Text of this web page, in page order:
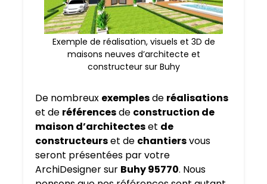
Exemple de réalisation, visuels et 3D de
maisons neuves d’architecte et
constructeur sur Buhy
De nombreux exemplesde réalisations
et de référencesde construction de
maison d’architecteset de
constructeurset de chantiersvous
seront présentées par votre
ArchiDesigner sur Buhy 95770. Nous